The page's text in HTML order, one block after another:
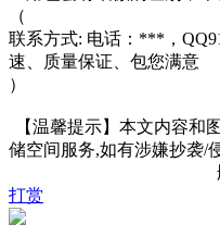
（
联系方式: 电话：***，
速、质量保证、包您满意
）
【温馨提示】本文内容和
储空间服务,如有涉嫌抄袭/
打赏